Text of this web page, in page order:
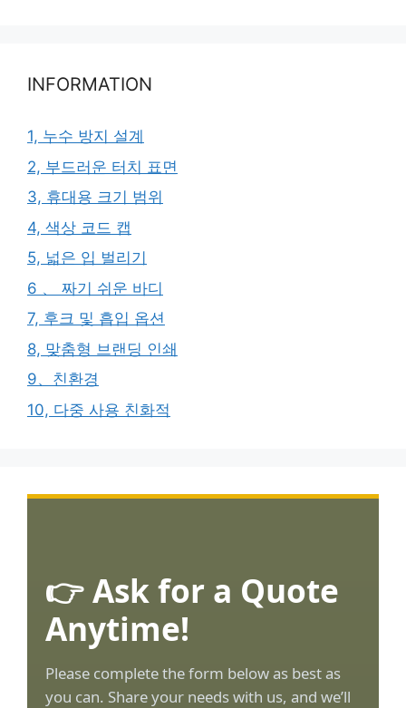
INFORMATION
1, 누수 방지 설계
2, 부드러운 터치 표면
3, 휴대용 크기 범위
4, 색상 코드 캡
5, 넓은 입 벌리기
6 、 짜기 쉬운 바디
7, 후크 및 흡입 옵션
8, 맞춤형 브랜딩 인쇄
9、친환경
10, 다중 사용 친화적
👉 Ask for a Quote
Anytime!
Please complete the form below as best as
you can. Share your needs with us, and we’ll